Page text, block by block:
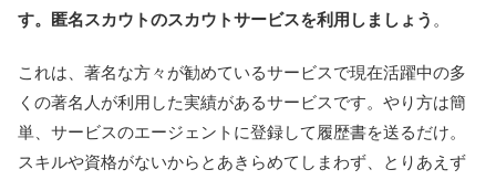
す。匿名スカウトのスカウトサービスを利用しましょう 。
これは、著名な方々が勧めているサービスで現在活躍中の多
くの著名人が利用した実績があるサービスです。やり方は簡
単、サービスのエージェントに登録して履歴書を送るだけ。
スキルや資格がないからとあきらめてしまわず、とりあえず